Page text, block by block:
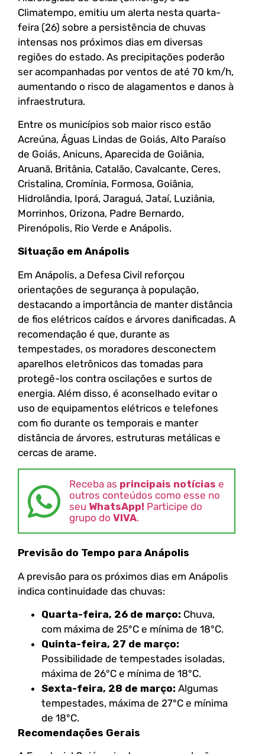
Climatempo, emitiu um alerta nesta quarta-
feira (26) sobre a persistência de chuvas
intensas nos próximos dias em diversas
regiões do estado. As precipitações poderão
ser acompanhadas por ventos de até 70 km/h,
aumentando o risco de alagamentos e danos à
infraestrutura.
Entre os municípios sob maior risco estão
Acreúna, Águas Lindas de Goiás, Alto Paraíso
de Goiás, Anicuns, Aparecida de Goiânia,
Aruanã, Britânia, Catalão, Cavalcante, Ceres,
Cristalina, Cromínia, Formosa, Goiânia,
Hidrolândia, Iporá, Jaraguá, Jataí, Luziânia,
Morrinhos, Orizona, Padre Bernardo,
Pirenópolis, Rio Verde e Anápolis.
Situação em Anápolis
Em Anápolis, a Defesa Civil reforçou
orientações de segurança à população,
destacando a importância de manter distância
de fios elétricos caídos e árvores danificadas. A
recomendação é que, durante as
tempestades, os moradores desconectem
aparelhos eletrônicos das tomadas para
protegê-los contra oscilações e surtos de
energia. Além disso, é aconselhado evitar o
uso de equipamentos elétricos e telefones
com fio durante os temporais e manter
distância de árvores, estruturas metálicas e
cercas de arame.
Receba as principais notícias e
outros conteúdos como esse no
seu WhatsApp! Participe do
grupo do VIVA.
Previsão do Tempo para Anápolis
A previsão para os próximos dias em Anápolis
indica continuidade das chuvas:
Quarta-feira, 26 de março: Chuva,
com máxima de 25°C e mínima de 18°C.
Quinta-feira, 27 de março:
Possibilidade de tempestades isoladas,
máxima de 26°C e mínima de 18°C.
Sexta-feira, 28 de março: Algumas
tempestades, máxima de 27°C e mínima
de 18°C.
Recomendações Gerais